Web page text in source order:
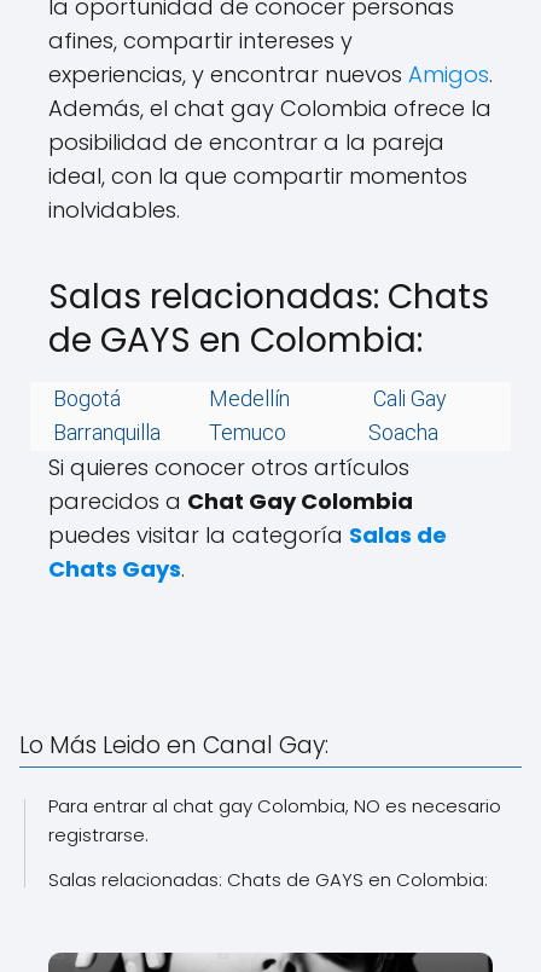
la oportunidad de conocer personas
afines, compartir intereses y
experiencias, y encontrar nuevos Amigos.
Además, el chat gay Colombia ofrece la
posibilidad de encontrar a la pareja
ideal, con la que compartir momentos
inolvidables.
Salas relacionadas: Chats
de GAYS en Colombia:
Bogotá Medellín
Cali Gay
Barranquilla
Temuco Soacha
Si quieres conocer otros artículos
parecidos a Chat Gay Colombia
puedes visitar la categoría Salas de
Chats Gays.
Lo Más Leido en Canal Gay:
Para entrar al chat gay Colombia, NO es necesario
registrarse.
Salas relacionadas: Chats de GAYS en Colombia: